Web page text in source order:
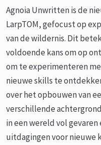
Agnoia Unwritten is de
LarpTOM, gefocust op
van de wildernis. Dit
voldoende kans om op
om te experimenteren
nieuwe skills te
over het opbouwen van
verschillende
in een wereld vol gevaren
uitdagingen voor nieuwe